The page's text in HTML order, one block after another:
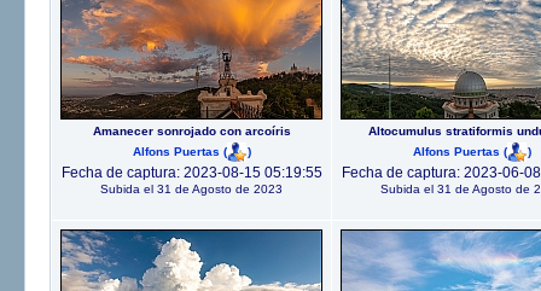
Amanecer sonrojado con arcoíris
Alfons Puertas ( )
Fecha de captura: 2023-08-15 05:19:55
Subida el 31 de Agosto de 2023
Altocumulus stratiformis
Alfons Puertas ( )
Fecha de captura: 2023-06-
Subida el 31 de Agosto de